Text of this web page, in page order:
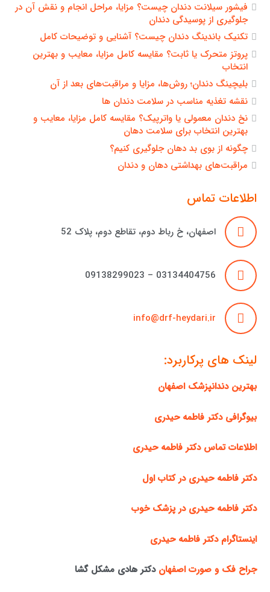
فیشور سیلانت دندان چیست؟ مزایا، مراحل انجام و نقش آن در
جلوگیری از پوسیدگی دندان
تکنیک باندینگ دندان چیست؟ آشنایی و توضیحات کامل
پروتز متحرک یا ثابت؟ مقایسه کامل مزایا، معایب و بهترین
انتخاب
بلیچینگ دندان؛ روش‌ها، مزایا و مراقبت‌های بعد از آن
نقشه تغذیه مناسب در سلامت دندان ها
نخ دندان معمولی یا واترپیک؟ مقایسه کامل مزایا، معایب و
بهترین انتخاب برای سلامت دهان
چگونه از بوی بد دهان جلوگیری کنیم؟
مراقبت‌های بهداشتی دهان و دندان
اطلاعات تماس
اصفهان، خ رباط دوم، تقاطع دوم، پلاک 52
03134404756 – 09138299023
info@drf-heydari.ir
لینک های پرکاربرد:
بهترین دندانپزشک اصفهان
بیوگرافی دکتر فاطمه حیدری
اطلاعات تماس دکتر فاطمه حیدری
دکتر فاطمه حیدری در کتاب اول
دکتر فاطمه حیدری در پزشک خوب
اینستاگرام دکتر فاطمه حیدری
جراح فک و صورت اصفهان دکتر هادی مشکل گشا